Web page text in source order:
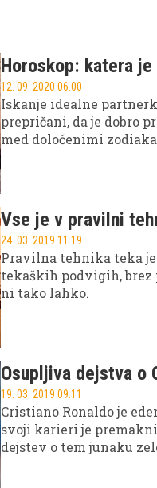
Horoskop: katera
12. 09. 2020 06.00
Iskanje idealne
prepričani, da je dobro
med določenimi
Vse je v pravilni
24. 03. 2019 11.19
Pravilna tehnika teka
tekaških podvigih,
ni tako lahko.
Osupljiva dejstva o
19. 03. 2019 09.11
Cristiano Ronaldo je
svoji karieri je
dejstev o tem junaku